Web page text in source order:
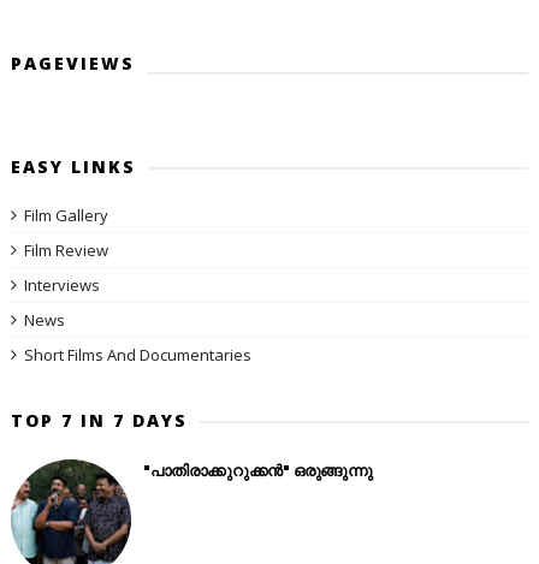
PAGEVIEWS
EASY LINKS
Film Gallery
Film Review
Interviews
News
Short Films And Documentaries
TOP 7 IN 7 DAYS
"പാതിരാക്കുറുക്കൻ" ഒരുങ്ങുന്നു